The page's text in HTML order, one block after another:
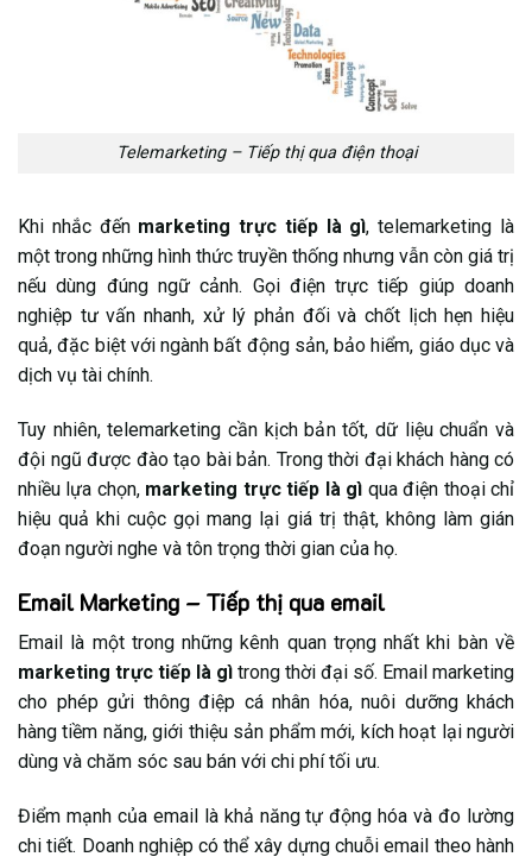
Telemarketing – Tiếp thị qua điện thoại
Khi nhắc đến marketing trực tiếp là gì, telemarketing là
một trong những hình thức truyền thống nhưng vẫn còn giá trị
nếu dùng đúng ngữ cảnh. Gọi điện trực tiếp giúp doanh
nghiệp tư vấn nhanh, xử lý phản đối và chốt lịch hẹn hiệu
quả, đặc biệt với ngành bất động sản, bảo hiểm, giáo dục và
dịch vụ tài chính.
Tuy nhiên, telemarketing cần kịch bản tốt, dữ liệu chuẩn và
đội ngũ được đào tạo bài bản. Trong thời đại khách hàng có
nhiều lựa chọn, marketing trực tiếp là gì qua điện thoại chỉ
hiệu quả khi cuộc gọi mang lại giá trị thật, không làm gián
đoạn người nghe và tôn trọng thời gian của họ.
Email Marketing – Tiếp thị qua email
Email là một trong những kênh quan trọng nhất khi bàn về
marketing trực tiếp là gì trong thời đại số. Email marketing
cho phép gửi thông điệp cá nhân hóa, nuôi dưỡng khách
hàng tiềm năng, giới thiệu sản phẩm mới, kích hoạt lại người
dùng và chăm sóc sau bán với chi phí tối ưu.
Điểm mạnh của email là khả năng tự động hóa và đo lường
chi tiết. Doanh nghiệp có thể xây dựng chuỗi email theo hành